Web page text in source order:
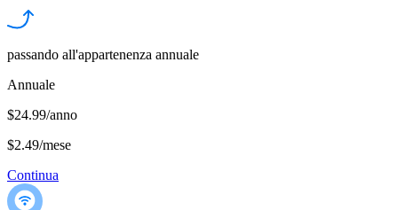
passando all'appartenenza annuale
Annuale
$24.99/anno
$2.49/mese
Continua